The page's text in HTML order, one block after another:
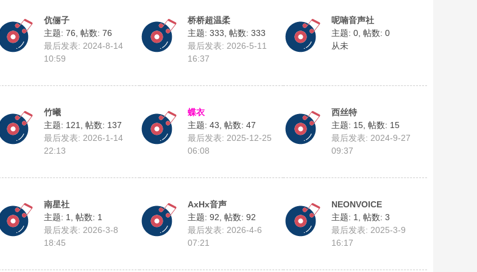
伉俪子
主题: 76 帖数: 76
最后发表: 2024-8-14
10:59
桥桥超温柔
主题: 333 帖数: 333
最后发表: 2026-5-11
16:37
呢喃音声社
主题: 0 帖数: 0
从未
竹曦
主题: 121
帖数: 137
最后发表: 2026-1-14
22:13
蝶衣
主题: 43 帖数: 47
最后发表: 2025-12-25
06:08
西丝特
主题: 15 帖数: 15
最后发表: 2024-9-27
09:37
南星社
主题: 1
帖数: 1
最后发表: 2026-3-8
18:45
AxHx音声
主题: 92 帖数: 92
最后发表: 2026-4-6
07:21
NEONVOICE
主题: 1
帖数: 3
最后发表: 2025-3-9
16:17